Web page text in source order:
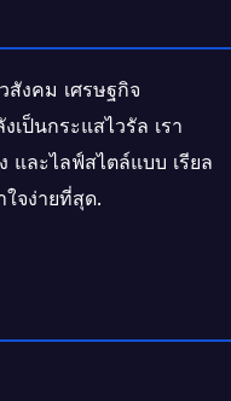
สังคม เศรษฐกิจ
เป็นกระแสไวรัล เรา
และไลฟ์สไตล์แบบ เรียล
จง่ายที่สุด.